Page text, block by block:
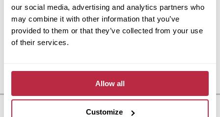
our social media, advertising and analytics partners who
may combine it with other information that you’ve
provided to them or that they’ve collected from your use
of their services.
Allow all
Customize
VS-střechy s.r.o. – Václav Šplíchal
Adresa:
Malá Bělá 78, Bakov nad Jizerou
Tel.:
Adresa:
Jizerská 253, Hejnice
734 483 604